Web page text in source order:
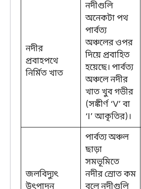
নদীর
প্রবাহপথে
নির্মিত খাত
নদীগুলি
অনেকটা পথ
পার্বত্য
অঞ্চলের ওপর
দিয়ে প্রবাহিত
হয়েছে। পার্বত্য
অঞ্চলে নদীর
খাত খুব গভীর
(সঙ্কীর্ণ ‘V’ বা
‘I’ আকৃতির)।
জলবিদ্যুৎ
পার্বত্য অঞ্চল
ছাড়া
সমভূমিতে
নদীর স্রোত কম